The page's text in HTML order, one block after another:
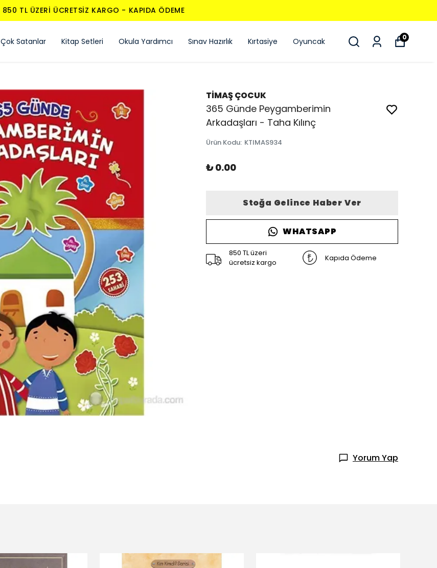
850 TL ÜZERI ÜCRETSIZ KARGO - KAPIDA ÖDEME
Çok Satanlar Kitap Setleri Okula Yardımcı Sınav Hazırlık Kırtasiye Oyuncak 0
TİMAŞ ÇOCUK
365 Günde Peygamberimin
Arkadaşları - Taha Kılınç
Ürün Kodu: KTIMAS934
₺ 0.00
Stoğa Gelince Haber Ver
WHATSAPP
850 TL üzeri
ücretsiz kargo
Kapıda Ödeme
Yorum Yap